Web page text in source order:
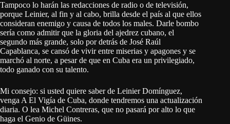
Tampoco lo harán las redacciones de radio o de televisión,
porque Leinier, al fin y al cabo, brilla desde el país al que ellos
consideran enemigo y causa de todos los males. Darle bombo
sería como admitir que la gloria del ajedrez cubano, el
segundo más grande, solo por detrás de José Raúl
Capablanca, se cansó de vivir entre miserias y apagones y se
marchó al norte, a pesar de que en Cuba era un privilegiado,
todo ganado con su talento.
Mi consejo: si usted quiere saber de Leinier Domínguez,
venga A El Vigía de Cuba, donde tendremos una actualización
diaria. O lea Michel Contreras, que no pasará por alto lo que
haga el Genio de Güines.